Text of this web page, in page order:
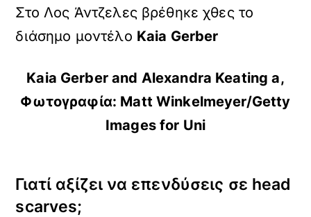
Στο Λος Άντζελες βρέθηκε χθες το
διάσημο μοντέλο Kaia Gerber
Kaia Gerber and Alexandra Keating a,
Φωτογραφία: Matt Winkelmeyer/Getty
Images for Uni
Γιατί αξίζει να επενδύσεις σε head
scarves;